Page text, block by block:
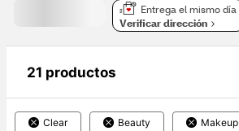
Entrega el mismo día
Verificar dirección
21 productos
Clear Beauty Makeup